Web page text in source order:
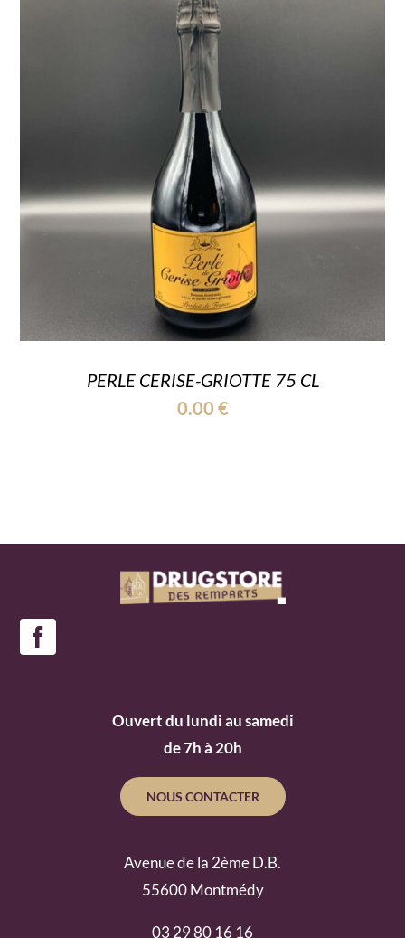
PERLE CERISE-GRIOTTE 75 CL
0.00 €
Ouvert du lundi au samedi
de 7h à 20h
NOUS CONTACTER
Avenue de la 2ème D.B.
55600 Montmédy
03 29 80 16 16